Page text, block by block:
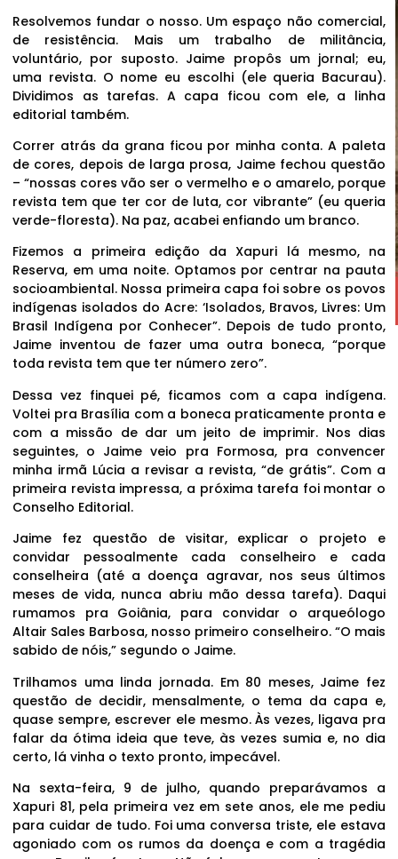
Resolvemos fundar o nosso. Um espaço não comercial,
de resistência. Mais um trabalho de militância,
voluntário, por suposto. Jaime propôs um jornal; eu,
uma revista. O nome eu escolhi (ele queria Bacurau).
Dividimos as tarefas. A capa ficou com ele, a linha
editorial também.
Correr atrás da grana ficou por minha conta. A paleta
de cores, depois de larga prosa, Jaime fechou questão
– “nossas cores vão ser o vermelho e o amarelo, porque
revista tem que ter cor de luta, cor vibrante” (eu queria
verde-floresta). Na paz, acabei enfiando um branco.
Fizemos a primeira edição da Xapuri lá mesmo, na
Reserva, em uma noite. Optamos por centrar na pauta
socioambiental. Nossa primeira capa foi sobre os povos
indígenas isolados do Acre: ‘Isolados, Bravos, Livres: Um
Brasil Indígena por Conhecer”. Depois de tudo pronto,
Jaime inventou de fazer uma outra boneca, “porque
toda revista tem que ter número zero”.
Dessa vez finquei pé, ficamos com a capa indígena.
Voltei pra Brasília com a boneca praticamente pronta e
com a missão de dar um jeito de imprimir. Nos dias
seguintes, o Jaime veio pra Formosa, pra convencer
minha irmã Lúcia a revisar a revista, “de grátis”. Com a
primeira revista impressa, a próxima tarefa foi montar o
Conselho Editorial.
Jaime fez questão de visitar, explicar o projeto e
convidar pessoalmente cada conselheiro e cada
conselheira (até a doença agravar, nos seus últimos
meses de vida, nunca abriu mão dessa tarefa). Daqui
rumamos pra Goiânia, para convidar o arqueólogo
Altair Sales Barbosa, nosso primeiro conselheiro. “O mais
sabido de nóis,” segundo o Jaime.
Trilhamos uma linda jornada. Em 80 meses, Jaime fez
questão de decidir, mensalmente, o tema da capa e,
quase sempre, escrever ele mesmo. Às vezes, ligava pra
falar da ótima ideia que teve, às vezes sumia e, no dia
certo, lá vinha o texto pronto, impecável.
Na sexta-feira, 9 de julho, quando preparávamos a
Xapuri 81, pela primeira vez em sete anos, ele me pediu
para cuidar de tudo. Foi uma conversa triste, ele estava
agoniado com os rumos da doença e com a tragédia